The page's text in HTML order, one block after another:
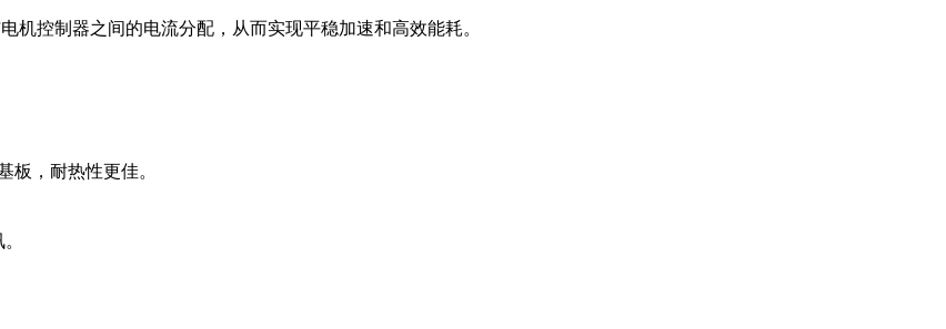
机控制器之间的电流分配，从而实现平稳加速和高效能耗。
板，耐热性更佳。